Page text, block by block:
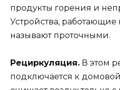
продукты горения и
Устройства,
называют проточными.
Рециркуляция. В этом
подключается к